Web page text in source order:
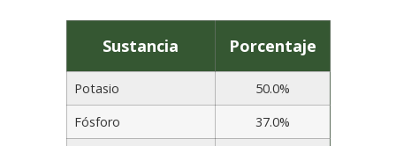
Sustancia Porcentaje
Potasio
50.0%
Fósforo
37.0%